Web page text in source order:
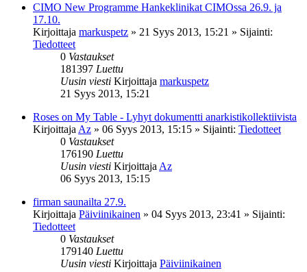
CIMO New Programme Hankeklinikat CIMOssa 26.9. ja
17.10.
Kirjoittaja markuspetz » 21 Syys 2013, 15:21 » Sijainti:
Tiedotteet
0 Vastaukset
181397 Luettu
Uusin viesti Kirjoittaja markuspetz
21 Syys 2013, 15:21
Roses on My Table - Lyhyt dokumentti anarkistikollektiivista
Kirjoittaja Az » 06 Syys 2013, 15:15 » Sijainti: Tiedotteet
0 Vastaukset
176190 Luettu
Uusin viesti Kirjoittaja Az
06 Syys 2013, 15:15
firman saunailta 27.9.
Kirjoittaja Päiviinikainen » 04 Syys 2013, 23:41 » Sijainti:
Tiedotteet
0 Vastaukset
179140 Luettu
Uusin viesti Kirjoittaja Päiviinikainen